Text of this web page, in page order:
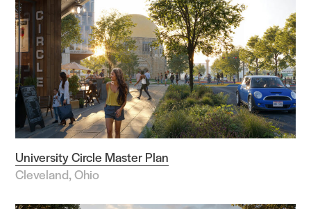
University Circle Master Plan
Cleveland, Ohio